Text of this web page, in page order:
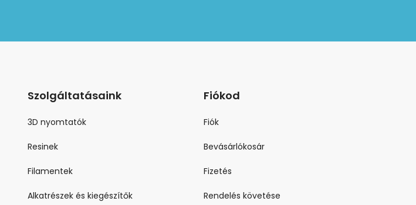
Szolgáltatásaink
3D nyomtatók
Resinek
Filamentek
Alkatrészek és kiegészítők
Fiókod
Fiók
Bevásárlókosár
Fizetés
Rendelés követése